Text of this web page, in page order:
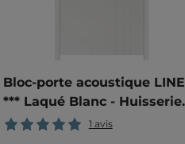
Bloc-porte acoustique LINE
*** Laqué Blanc - Huisserie
90
1 avis